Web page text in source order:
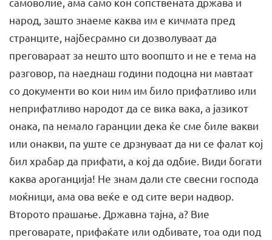
народ, зашто знаеме каква им е кичмата пред
странците, најбесрамно си дозволуваат да
преговараат за нешто што воопшто и не е тема на
разговор, па наеднаш години подоцна ни мавтаат
со документи во кои ним им било прифатливо или
неприфатливо народот да се вика вака, а јазикот
онака, па немало гаранции дека ќе сме биле вакви
или онакви, па уште се дрзнуваат да ни се фалат кој
бил храбар да прифати, а кој да одбие. Види богати
каква ароганција! Не знам дали сте свесни господа
моќници, ама ова веќе е од сите вери надвор.
Второто прашање. Државна тајна, а? Вие
преговарате, прифаќате или одбивате, тоа оди под